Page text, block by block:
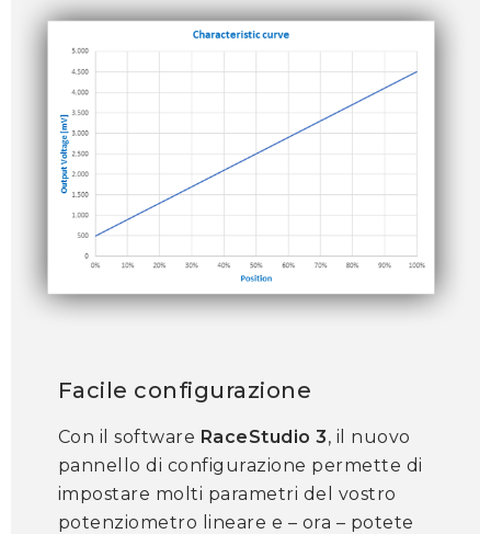
Facile configurazione
Con il software RaceStudio 3, il nuovo
pannello di configurazione permette di
impostare molti parametri del vostro
potenziometro lineare e – ora – potete